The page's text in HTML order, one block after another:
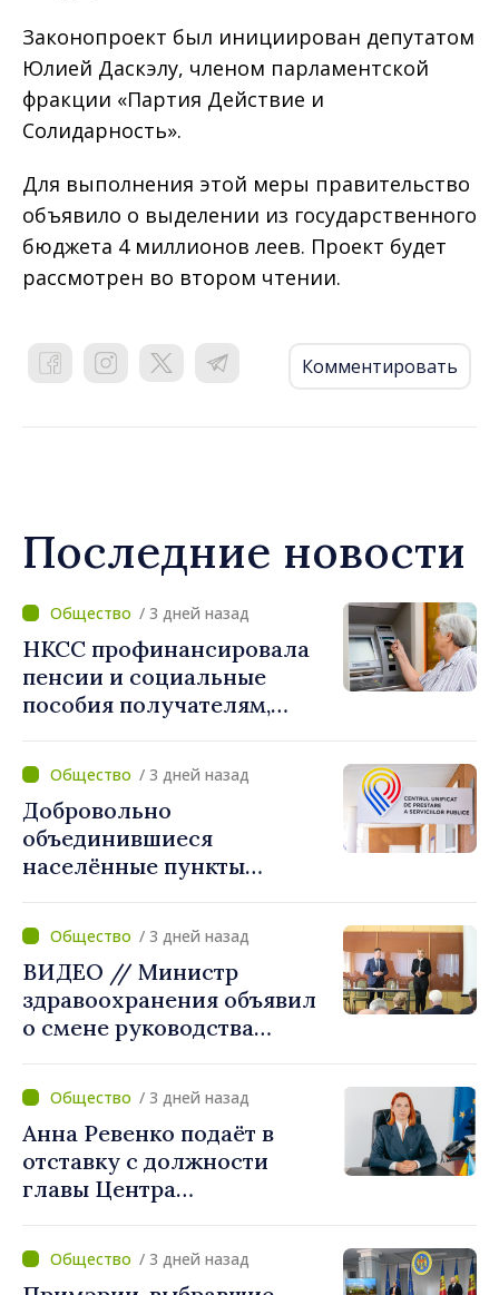
Законопроект был инициирован депутатом
Юлией Даскэлу, членом парламентской
фракции «Партия Действие и
Солидарность».
Для выполнения этой меры правительство
объявило о выделении из государственного
бюджета 4 миллионов леев. Проект будет
рассмотрен во втором чтении.
Комментировать
Последние новости
/ 3 дней назад
НКСС профинансировала
пенсии и социальные
пособия получателям,
карты
/ 3 дней назад
Добровольно
объединившиеся
населённые пункты
создания Единых центров
предоставления услуг
/ 3 дней назад
ВИДЕО // Министр
здравоохранения объявил
о смене руководства
больницы. Людмила
Капчеля будет исполнять
обязанности директора
/ 3 дней назад
Анна Ревенко подаёт в
отставку с должности
главы Центра
коммуникации и
противодействия
/ 3 дней назад